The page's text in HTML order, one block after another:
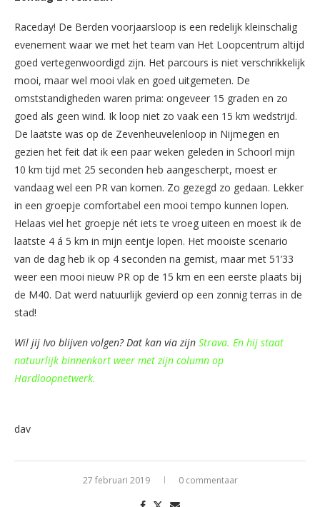
Raceday! De Berden voorjaarsloop is een redelijk kleinschalig
evenement waar we met het team van Het Loopcentrum altijd
goed vertegenwoordigd zijn. Het parcours is niet verschrikkelijk
mooi, maar wel mooi vlak en goed uitgemeten. De
omststandigheden waren prima: ongeveer 15 graden en zo
goed als geen wind. Ik loop niet zo vaak een 15 km wedstrijd.
De laatste was op de Zevenheuvelenloop in Nijmegen en
gezien het feit dat ik een paar weken geleden in Schoorl mijn
10 km tijd met 25 seconden heb aangescherpt, moest er
vandaag wel een PR van komen. Zo gezegd zo gedaan. Lekker
in een groepje comfortabel een mooi tempo kunnen lopen.
Helaas viel het groepje nét iets te vroeg uiteen en moest ik de
laatste 4 á 5 km in mijn eentje lopen. Het mooiste scenario
van de dag heb ik op 4 seconden na gemist, maar met 51’33
weer een mooi nieuw PR op de 15 km en een eerste plaats bij
de M40. Dat werd natuurlijk gevierd op een zonnig terras in de
stad!
Wil jij Ivo blijven volgen? Dat kan via zijn Strava. En hij staat
natuurlijk binnenkort weer met zijn column op
Hardloopnetwerk.
dav
27 februari 2019 0 commentaar